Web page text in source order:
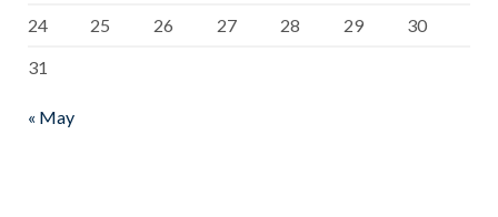
24
25 26 27 28 29
30
31
« May